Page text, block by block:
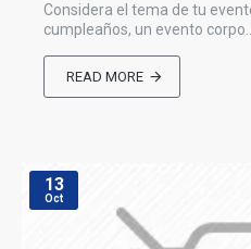
Considera el tema de tu
cumpleaños, un evento corpo..
READ MORE
13
Oct